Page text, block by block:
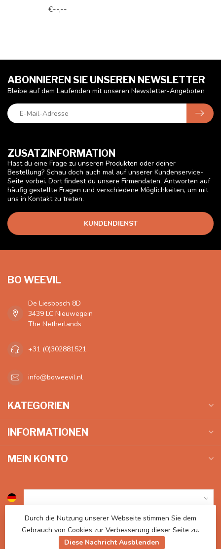
€--,--
ZUSATZINFORMATION
Hast du eine Frage zu unseren Produkten oder deiner
Bestellung? Schau doch auch mal auf unserer Kundenservice-
Seite vorbei. Dort findest du unsere Firmendaten, Antworten auf
häufig gestellte Fragen und verschiedene Möglichkeiten, um mit
uns in Kontakt zu treten.
KUNDENDIENST
ABONNIEREN SIE UNSEREN NEWSLETTER
Bleibe auf dem Laufenden mit unseren Newsletter-Angeboten
BO WEEVIL
De Liesbosch 8D
3439 LC Nieuwegein
The Netherlands
+31 (0)302881521
info@boweevil.nl
KATEGORIEN
INFORMATIONEN
MEIN KONTO
Durch die Nutzung unserer Webseite stimmen Sie dem
Gebrauch von Cookies zur Verbesserung dieser Seite zu.
Diese Nachricht Ausblenden